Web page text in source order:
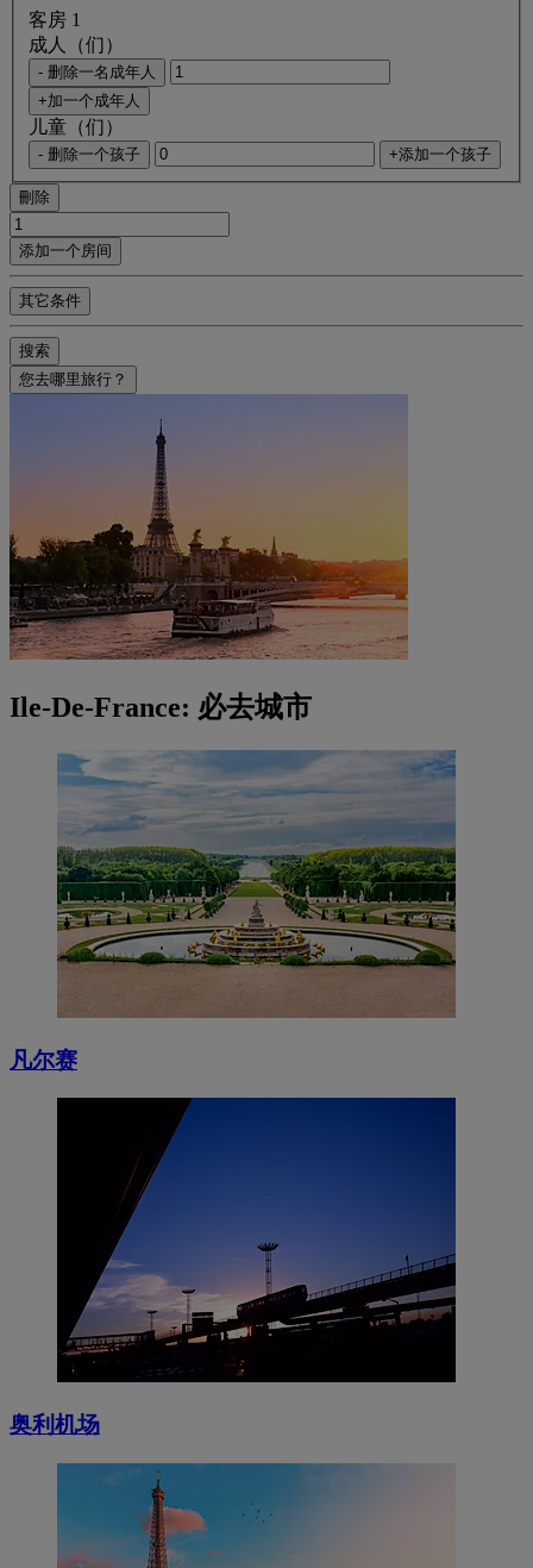
客房 1
成人（们）
- 删除一名成年人
+加一个成年人
儿童（们）
- 删除一个孩子 +添加一个孩子
刪除
添加一个房间
其它条件
搜索
您去哪里旅行？
Ile-De-France: 必去城市
凡尔赛
奥利机场